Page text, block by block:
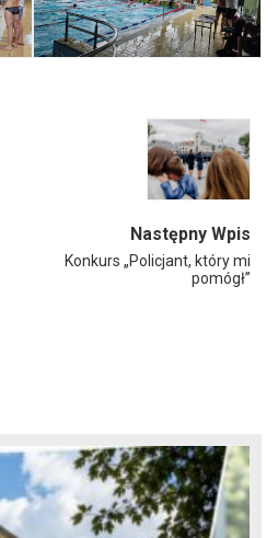
Następny Wpis
Konkurs „Policjant, który mi
pomógł”